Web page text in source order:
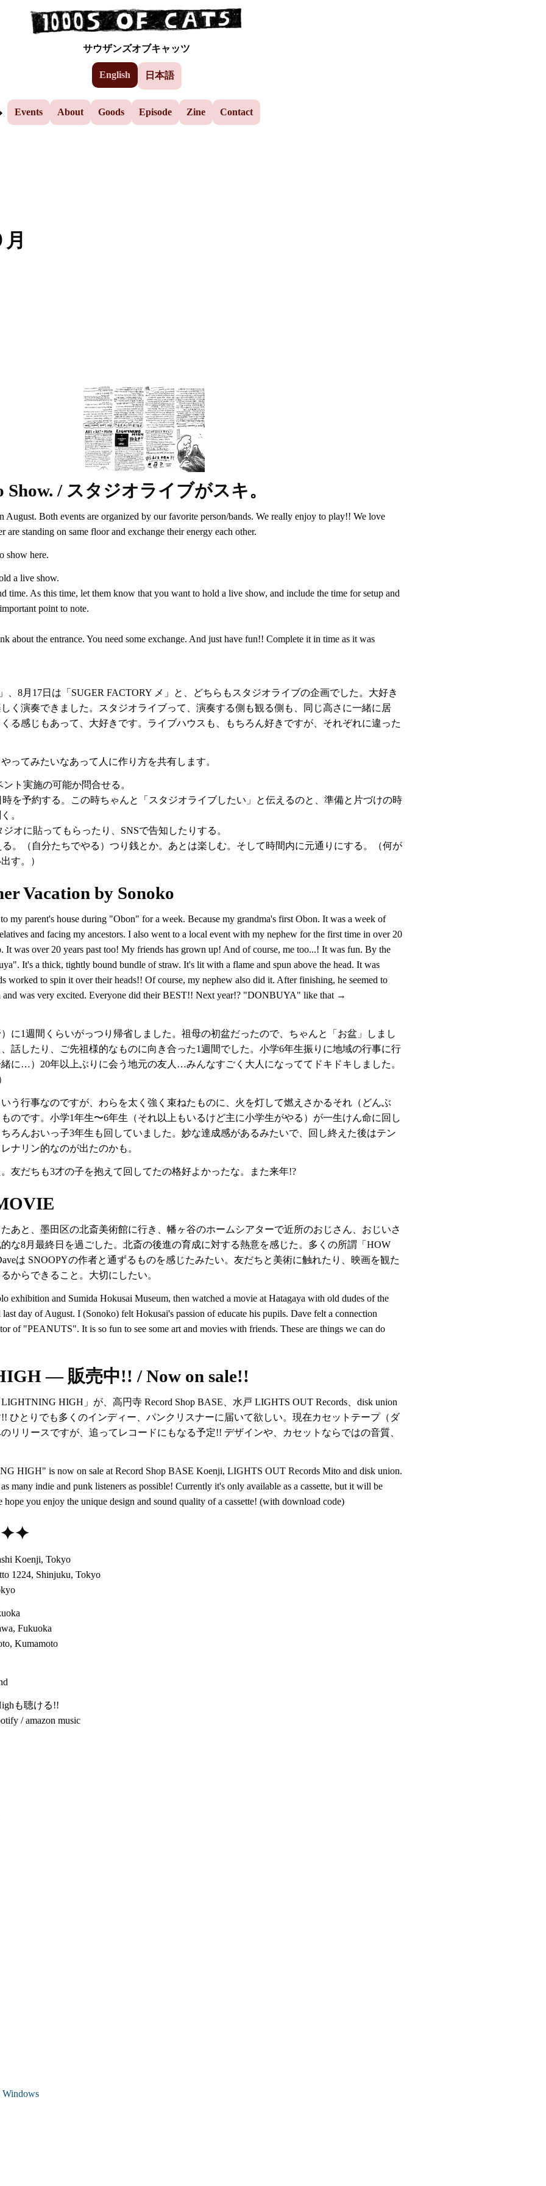
Skip to the main content
サウザンズオブキャッツ
English 日本語
Events About Goods Episode Zine Contact
Show. / スタジオライブがスキ。
August. Both events are organized by our favorite person/bands. We really enjoy to play!! We love
are standing on same floor and exchange their energy each other.
show here.
a live show.
time. As this time, let them know that you want to hold a live show, and include the time for setup and
point to note.
about the entrance. You need some exchange. And just have fun!! Complete it in time as it was
、8月17日は「SUGER FACTORY メ」と、どちらもスタジオライブの企画でした。大好き
しく演奏できました。スタジオライブって、演奏する側も観る側も、同じ高さに一緒に居
くる感じもあって、大好きです。ライブハウスも、もちろん好きですが、それぞれに違った
ってみたいなあって人に作り方を共有します。
ト実施の可能か問合せる。
を予約する。この時ちゃんと「スタジオライブしたい」と伝えるのと、準備と片づけの時
。
オに貼ってもらったり、SNSで告知したりする。
。（自分たちでやる）つり銭とか。あとは楽しむ。そして時間内に元通りにする。（何が
す。）
Vacation by Sonoko
to my parent's house during "Obon" for a week. Because my grandma's first Obon. It was a week of
and facing my ancestors. I also went to a local event with my nephew for the first time in over 20
It was over 20 years past too! My friends has grown up! And of course, me too...! It was fun. By the
It's a thick, tightly bound bundle of straw. It's lit with a flame and spun above the head. It was
worked to spin it over their heads!! Of course, my nephew also did it. After finishing, he seemed to
and was very excited. Everyone did their BEST!! Next year!? "DONBUYA" like that →
）に1週間くらいがっつり帰省しました。祖母の初盆だったので、ちゃんと「お盆」しまし
、話したり、ご先祖様的なものに向き合った1週間でした。小学6年生振りに地域の行事に行
緒に…）20年以上ぶりに会う地元の友人…みんなすごく大人になっててドキドキしました。
いう行事なのですが、わらを太く強く束ねたものに、火を灯して燃えさかるそれ（どんぶ
ものです。小学1年生〜6年生（それ以上もいるけど主に小学生がやる）が一生けん命に回し
ちろんおいっ子3年生も回していました。妙な達成感があるみたいで、回し終えた後はテン
ナリン的なのが出たのかも。
。友だちも3才の子を抱えて回してたの格好よかったな。また来年!?
たあと、墨田区の北斎美術館に行き、幡ヶ谷のホームシアターで近所のおじさん、おじいさ
的な8月最終日を過ごした。北斎の後進の育成に対する熱意を感じた。多くの所謂「HOW
は SNOOPYの作者と通ずるものを感じたみたい。友だちと美術に触れたり、映画を観た
からできること。大切にしたい。
exhibition and Sumida Hokusai Museum, then watched a movie at Hatagaya with old dudes of the
last day of August. I (Sonoko) felt Hokusai's passion of educate his pupils. Dave felt a connection
of "PEANUTS". It is so fun to see some art and movies with friends. These are things we can do
— 販売中!! / Now on sale!!
HIGH」が、高円寺 Record Shop BASE、水戸 LIGHTS OUT Records、disk union
!! ひとりでも多くのインディー、パンクリスナーに届いて欲しい。現在カセットテープ（ダ
リリースですが、追ってレコードにもなる予定!! デザインや、カセットならではの音質、
HIGH" is now on sale at Record Shop BASE Koenji, LIGHTS OUT Records Mito and disk union.
as many indie and punk listeners as possible! Currently it's only available as a cassette, but it will be
hope you enjoy the unique design and sound quality of a cassette! (with download code)
Koenji, Tokyo
1224, Shinjuku, Tokyo
Fukuoka
Kumamoto
も聴ける!!
/ amazon music
Windows
Events